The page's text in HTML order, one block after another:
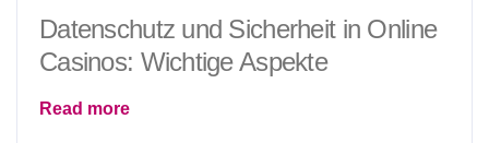
Datenschutz und Sicherheit in Online
Casinos: Wichtige Aspekte
Read more